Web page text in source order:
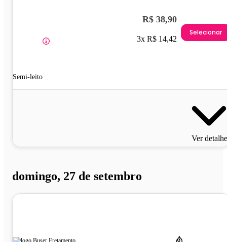
Semi-leito
R$ 38,90
3x R$ 14,42
Selecionar
Ver
domingo, 27 de setembro